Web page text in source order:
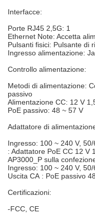
Interfacce:
Porte RJ45 2,5G: 1
Ethernet Note: Accetta
Pulsanti fisici: Pulsante di
Ingresso alimentazione:
Controllo alimentazione:
Metodi di alimentazione:
passivo
Alimentazione CC: 12 V
PoE passivo: 48 ~ 57 V
Adattatore di
Ingresso: 100 ~ 240 V,
: Adattatore PoE CC 12 V
AP3000_P sulla
Ingresso: 100 ~ 240 V,
Uscita CA : PoE passivo
Certificazioni:
-FCC, CE